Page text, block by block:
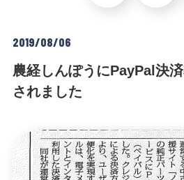
2019/08/06
農経しんぽうにPayPal決
されました